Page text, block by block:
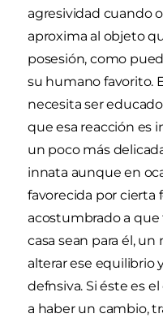
agresividad cuando
aproxima al objeto
posesión, como
su humano favorito.
necesita ser
que esa reacción es
un poco más
innata aunque en
favorecida por cierta
acostumbrado a
casa sean para él,
alterar ese equilibrio
defnsiva. Si éste es
a haber un cambio,